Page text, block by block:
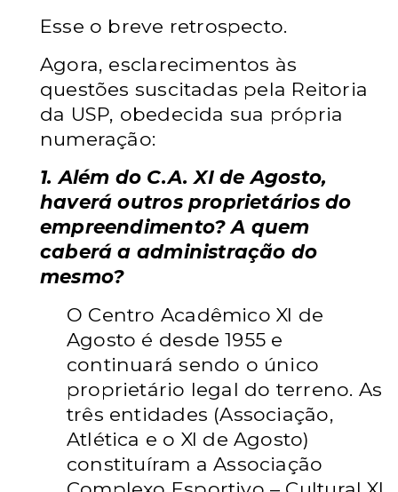
Esse o breve retrospecto.
Agora, esclarecimentos às
questões suscitadas pela Reitoria
da USP, obedecida sua própria
numeração:
1. Além do C.A. XI de Agosto,
haverá outros proprietários do
empreendimento? A quem
caberá a administração do
mesmo?
O Centro Acadêmico XI de
Agosto é desde 1955 e
continuará sendo o único
proprietário legal do terreno. As
três entidades (Associação,
Atlética e o XI de Agosto)
constituíram a Associação